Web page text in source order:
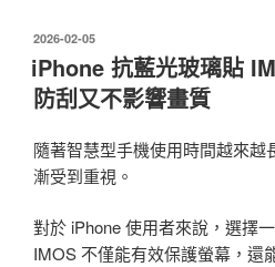
發
佈
於
2026-02-05
iPhone 抗藍光玻璃貼
防刮又不影響畫質
隨著智慧型手機使用時間越來越
漸受到重視。
對於 iPhone 使用者來說，選擇
IMOS 不僅能有效保護螢幕，還